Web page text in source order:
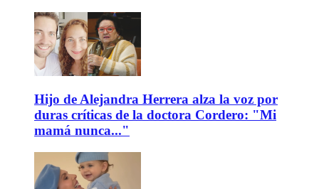
Hijo de Alejandra Herrera alza la voz por
duras críticas de la doctora Cordero: "Mi
mamá nunca..."